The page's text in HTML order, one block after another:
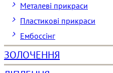
Металеві прикраси
Пластикові прикраси
Ембоссінг
ЗОЛОЧЕННЯ